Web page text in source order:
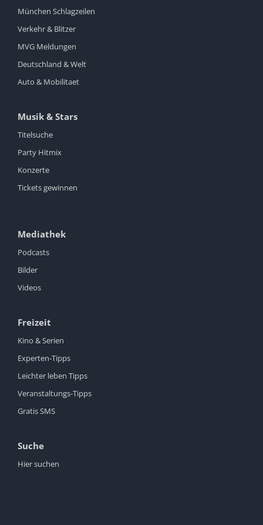
München Schlagzeilen
Verkehr & Blitzer
MVG Meldungen
Deutschland & Welt
Auto & Mobilitaet
Musik & Stars
Titelsuche
Party Hitmix
Konzerte
Tickets gewinnen
Mediathek
Podcasts
Bilder
Videos
Freizeit
Kino & Serien
Experten-Tipps
Leichter leben Tipps
Veranstaltungs-Tipps
Gratis SMS
Suche
Hier suchen